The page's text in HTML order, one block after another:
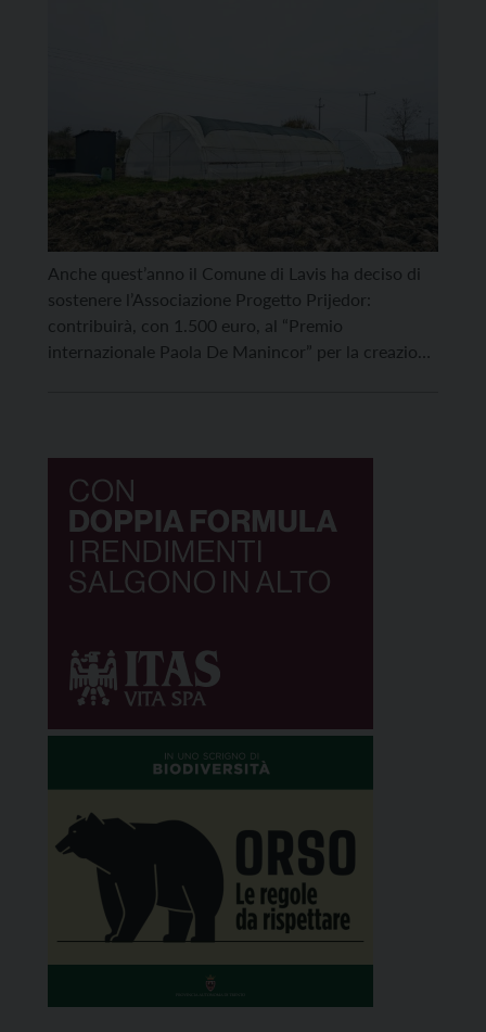
Anche quest’anno il Comune di Lavis ha deciso di
sostenere l’Associazione Progetto Prijedor:
contribuirà, con 1.500 euro, al “Premio
internazionale Paola De Manincor” per la creazione
parte dell’Associazione fin […]